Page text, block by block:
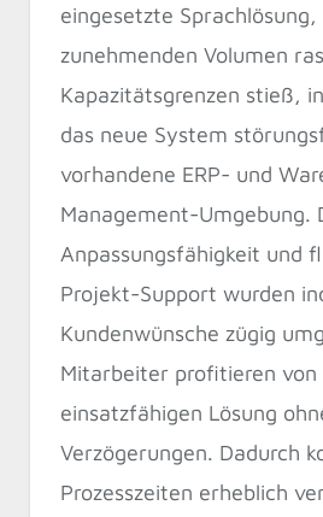
eingesetzte Sprachlösung,
zunehmenden Volumen
Kapazitätsgrenzen stieß,
das neue System
vorhandene ERP- und
Management-Umgebung.
Anpassungsfähigkeit und
Projekt-Support wurden
Kundenwünsche zügig
Mitarbeiter profitieren
einsatzfähigen Lösung
Verzögerungen. Dadurch
Prozesszeiten erheblich